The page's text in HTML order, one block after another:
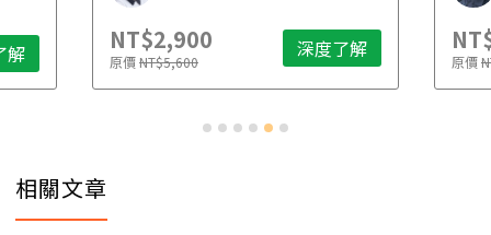
解 NT$2,900
原價NT$5,600 深度了解 原價
相關文章